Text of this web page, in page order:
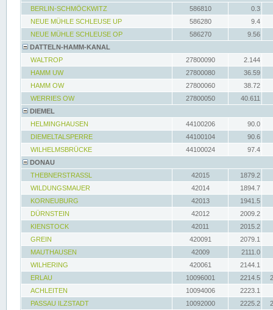
BERLIN-SCHMÖCKWITZ
586810
0.3
NEUE MÜHLE SCHLEUSE UP
586280
9.4
NEUE MÜHLE SCHLEUSE OP
586270
9.56
DATTELN-HAMM-KANAL
WALTROP
27800090
2.144
HAMM UW
27800080
36.59
HAMM OW
27800060
38.72
WERRIES OW
27800050
40.611
DIEMEL
HELMINGHAUSEN
44100206
90.0
DIEMELTALSPERRE
44100104
90.6
WILHELMSBRÜCKE
44100024
97.4
DONAU
THEBNERSTRASSL
42015
1879.2
WILDUNGSMAUER
42014
1894.7
KORNEUBURG
42013
1941.5
DÜRNSTEIN
42012
2009.2
KIENSTOCK
42011
2015.2
GREIN
420091
2079.1
MAUTHAUSEN
42009
2111.0
WILHERING
420061
2144.1
ERLAU
10096001 2214.5
ACHLEITEN
10094006
2223.1
PASSAU ILZSTADT
10092000 2225.2